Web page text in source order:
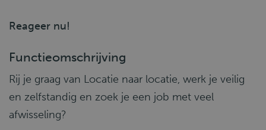
Reageer nu!
Functieomschrijving
Rij je graag van Locatie naar locatie, werk je veilig
en zelfstandig en zoek je een job met veel
afwisseling?